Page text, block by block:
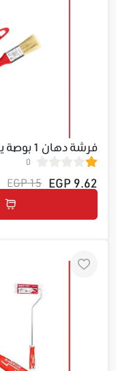
فرشة دهان 1 بوصة يد بالستيك EPBH01702
0
9.62 EGP
15 EGP